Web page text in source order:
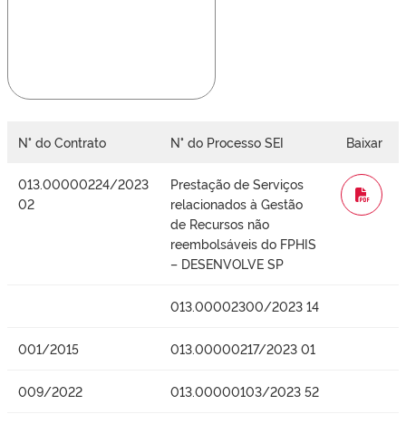
N° do Contrato N° do Processo SEI Baixar
013.00000224/2023
02
Prestação de Serviços
relacionados à Gestão
de Recursos não
reembolsáveis do FPHIS
– DESENVOLVE SP
WORD
013.00002300/2023 14
001/2015 013.00000217/2023 01
009/2022 013.00000103/2023 52